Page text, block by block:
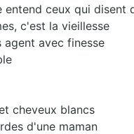
entend ceux qui disent
c'est la vieillesse
agent avec finesse
cheveux blancs
d'une maman